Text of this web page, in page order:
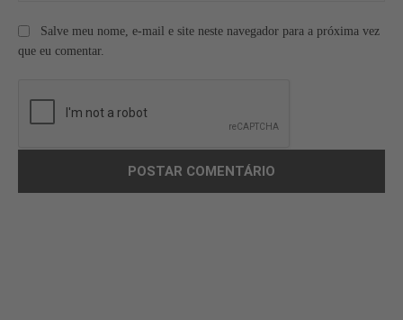
Salve meu nome, e-mail e site neste navegador para a próxima vez
que eu comentar.